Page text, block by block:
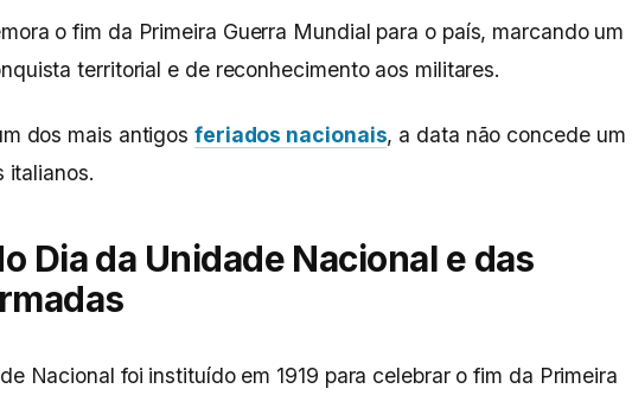
o fim da Primeira Guerra Mundial para o país, marcando um
territorial e de reconhecimento aos militares.
dos mais antigosferiados nacionais, a data não concede um
italianos.
Dia da Unidade Nacional e das
Nacional foi instituído em 1919 para celebrar o fim da Primeira